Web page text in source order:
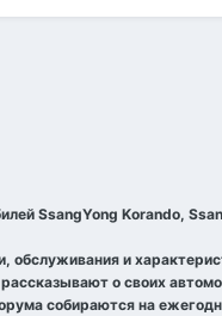
SsangYong Korando,
и
о своих
собираются на